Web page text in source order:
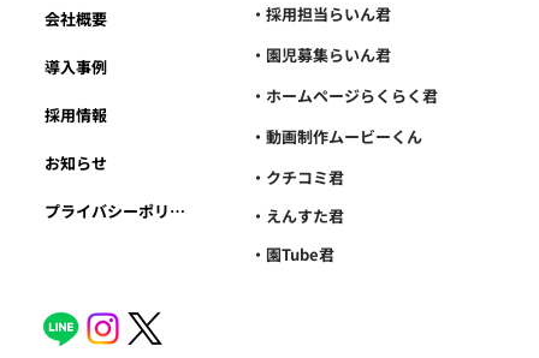
会社概要
導入事例
採用情報
お知らせ
プライバシーポリシー
・採用担当らいん君
・園児募集らいん君
・動画制作ムービーくん
・ホームページらくらく君
・クチコミ君
・えんすた君
・園Tube君